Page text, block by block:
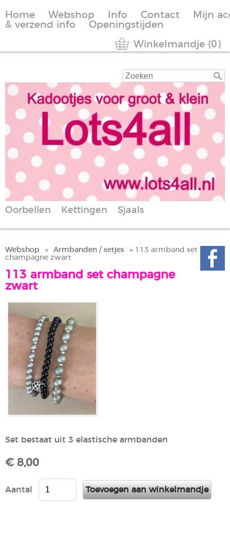
Home Webshop Info Contact
Mijn
& verzend info
Openingstijden
Winkelmandje (0)
Oorbellen Kettingen Sjaals
Webshop » Armbanden / setjes
» 113 armband set
champagne zwart
113 armband set champagne
zwart
Set bestaat uit 3 elastische armbanden
€ 8,00
Aantal